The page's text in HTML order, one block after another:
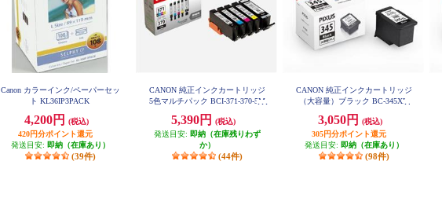
Canon カラーインク/ペーパーセッ
ト KL36IP3PACK
4,200円
(税込)
420円分ポイント還元
発送目安: 即納（在庫あり）
(39件)
CANON 純正インクカートリッジ
5色マルチパック BCI-371-370-5M
5,390円
(税込)
発送目安: 即納（在庫残りわず
か）
(44件)
CANON 純正インクカートリッジ
（大容量）ブラック BC-345XL
3,050円
(税込)
305円分ポイント還元
発送目安: 即納（在庫あり）
(98件)